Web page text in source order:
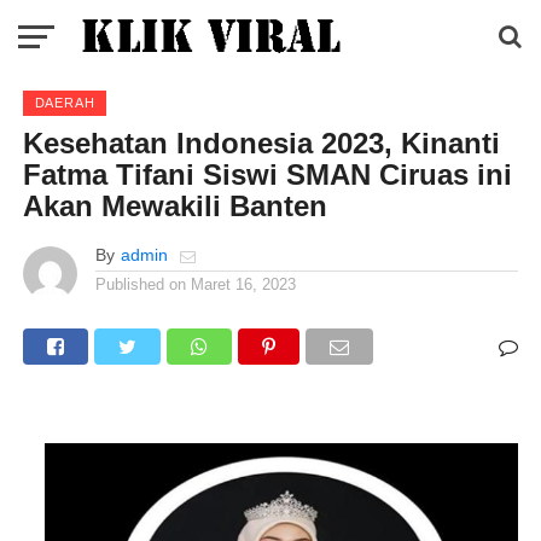
DAERAH
Kesehatan Indonesia 2023, Kinanti
Fatma Tifani Siswi SMAN Ciruas ini
Akan Mewakili Banten
By admin
Published on Maret 16, 2023